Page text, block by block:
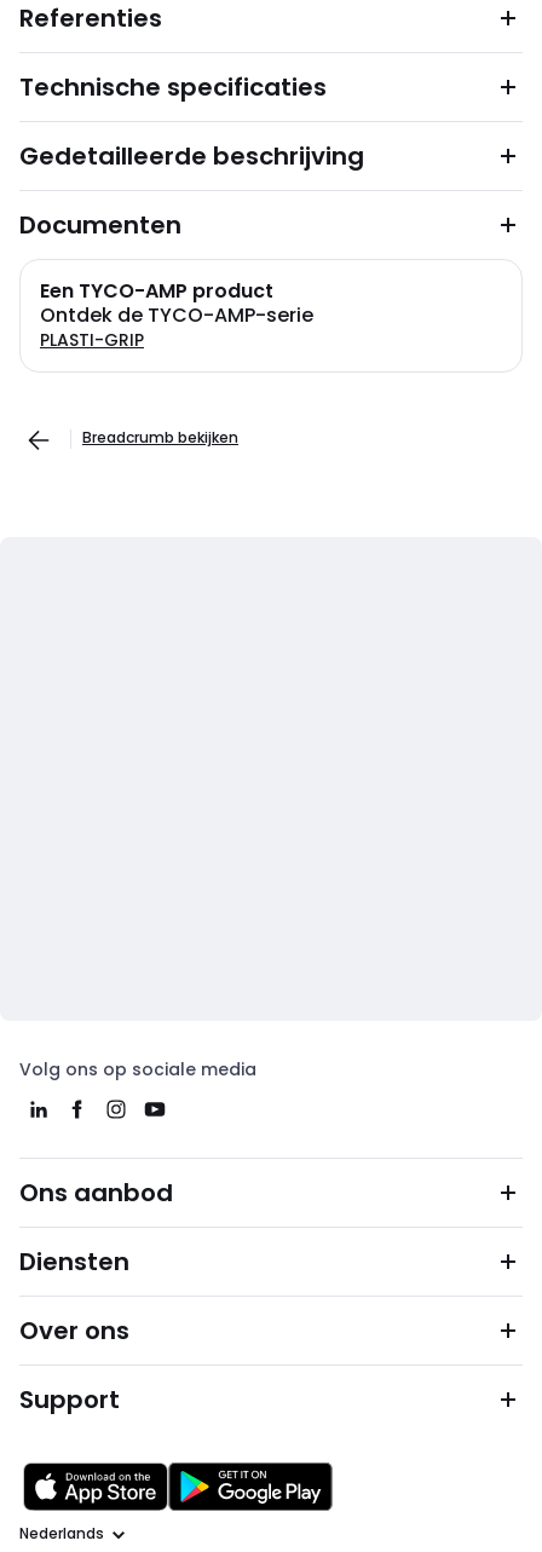
Referenties
Technische specificaties
Gedetailleerde beschrijving
Documenten
Een TYCO-AMP product
Ontdek de TYCO-AMP-serie
PLASTI-GRIP
Breadcrumb bekijken
Volg ons op sociale media
Ons aanbod
Diensten
Over ons
Support
Taal